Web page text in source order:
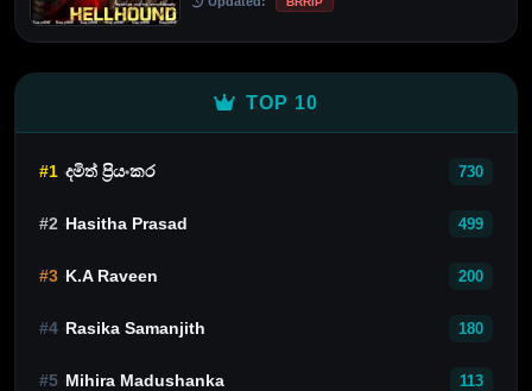
TOP 10
#1 දමිත් ප්‍රියංකර 730
#2 Hasitha Prasad 499
#3 K.A Raveen 200
#4 Rasika Samanjith 180
#5 Mihira Madushanka 113